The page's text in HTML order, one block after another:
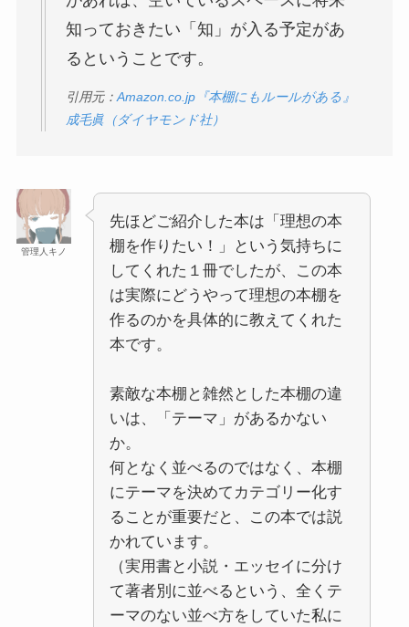
知っておきたい「知」が入る予定があ
るということです。
引用元： Amazon.co.jp『本棚にもルールがある』
成毛眞（ダイヤモンド社）
管理人キノ
先ほどご紹介した本は「理想の本
棚を作りたい！」という気持ちに
してくれた１冊でしたが、この本
は実際にどうやって理想の本棚を
作るのかを具体的に教えてくれた
本です。
素敵な本棚と雑然とした本棚の違
いは、「テーマ」があるかない
か。
何となく並べるのではなく、本棚
にテーマを決めてカテゴリー化す
ることが重要だと、この本では説
かれています。
（実用書と小説・エッセイに分け
て著者別に並べるという、全くテ
ーマのない並べ方をしていた私に